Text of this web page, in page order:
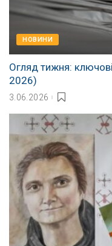
НОВИНИ
Огляд тижня: ключові
2026)
3.06.2026